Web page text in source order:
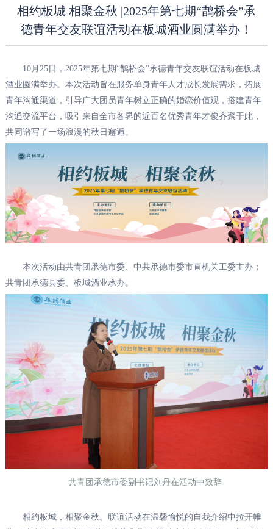
相约板城 相聚金秋 |2025年第七期“鹊桥会”承
德青年交友联谊活动在板城酒业圆满举办！
10月25日，2025年第七期“鹊桥会”承德青年交友联谊活动在板城
酒业圆满举办。本次活动旨在服务单身青年人才成长发展需求，拓展
青年沟通渠道，引导广大团员青年树立正确的婚恋价值观，搭建青年
沟通交流平台，吸引来自全市各界的近百名优秀青年才俊齐聚于此，
共同谱写了一场浪漫的秋日邂逅。
本次活动由共青团承德市委、中共承德市委市直机关工委主办；
共青团承德县委、板城酒业承办。
共青团承德市委副书记刘丹在活动中致辞
相约板城，相聚金秋。联谊活动在温馨愉悦的自我介绍中拉开帷